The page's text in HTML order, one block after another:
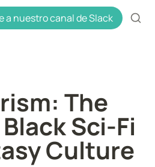
en español uxres
a nuestro canal de Slack
The
Sci-Fi
Culture